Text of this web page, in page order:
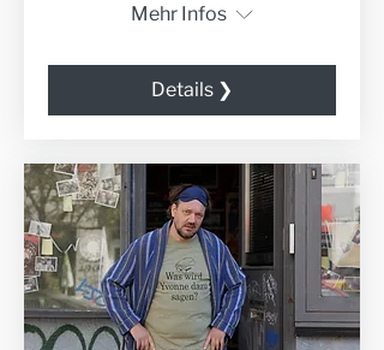
Mehr Infos
Details ❯